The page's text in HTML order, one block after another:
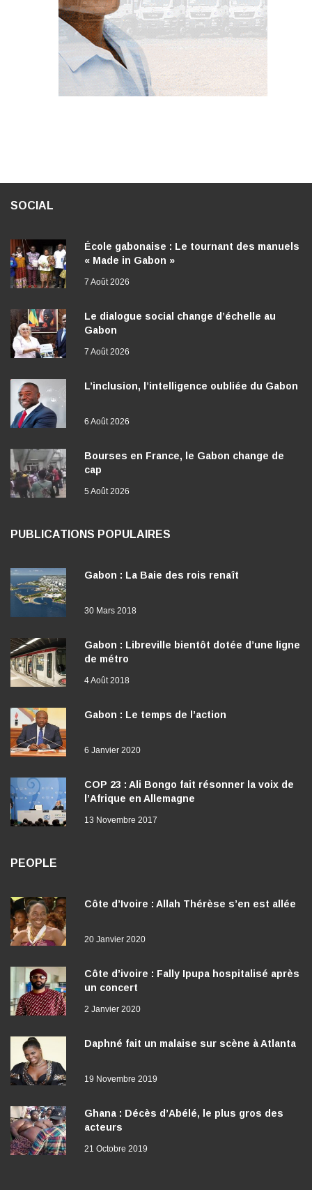
SOCIAL
École gabonaise : Le tournant des manuels
« Made in Gabon »
7 Août 2026
Le dialogue social change d’échelle au
Gabon
7 Août 2026
L’inclusion, l’intelligence oubliée du Gabon
6 Août 2026
Bourses en France, le Gabon change de
cap
5 Août 2026
PUBLICATIONS POPULAIRES
Gabon : La Baie des rois renaît
30 Mars 2018
Gabon : Libreville bientôt dotée d’une ligne
de métro
4 Août 2018
Gabon : Le temps de l’action
6 Janvier 2020
COP 23 : Ali Bongo fait résonner la voix de
l’Afrique en Allemagne
13 Novembre 2017
PEOPLE
Côte d’Ivoire : Allah Thérèse s’en est allée
20 Janvier 2020
Côte d’ivoire : Fally Ipupa hospitalisé après
un concert
2 Janvier 2020
Daphné fait un malaise sur scène à Atlanta
19 Novembre 2019
Ghana : Décès d’Abélé, le plus gros des
acteurs
21 Octobre 2019